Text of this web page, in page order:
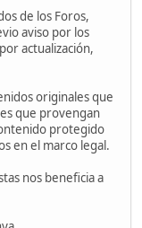
de los Foros,
aviso por los
actualización,
originales que
que provengan
protegido
en el marco legal.
nos beneficia a